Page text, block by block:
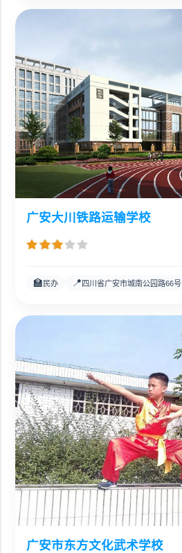
广安大川铁路运输学校
🏫 民办 📍四川省广安市城南公园路66号
广安市东方文化武术学校